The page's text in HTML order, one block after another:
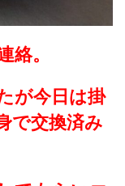
絡。
が今日は掛
で交換済み